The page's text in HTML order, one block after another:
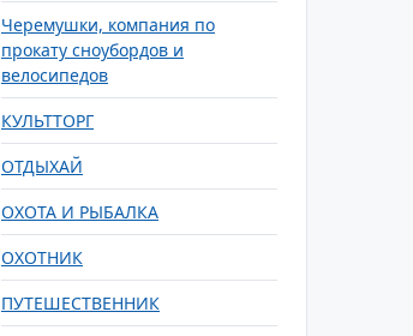
Черемушки, компания по
прокату сноубордов и
велосипедов
КУЛЬТТОРГ
ОТДЫХАЙ
ОХОТА И РЫБАЛКА
ОХОТНИК
ПУТЕШЕСТВЕННИК